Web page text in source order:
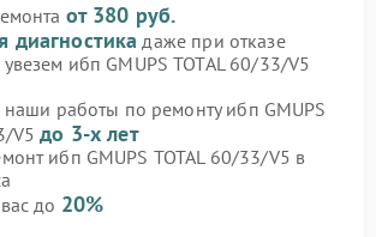
от 380 руб.
диагностика даже при отказе
ибп GMUPS TOTAL 60/33/V5
наши работы по ремонту ибп GMUPS
V5до 3-х лет
ибп GMUPS TOTAL 60/33/V5 в
до 20%